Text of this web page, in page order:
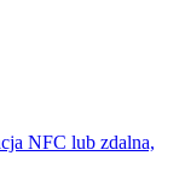
NFC lub zdalna,